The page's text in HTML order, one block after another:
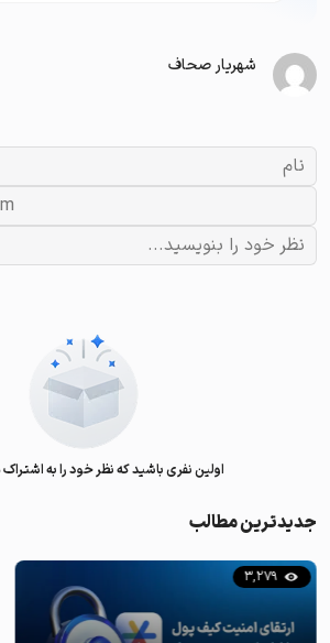
شهریار صحاف
اولین نفری باشید که نظر خود را به
جدیدترین مطالب
3,279